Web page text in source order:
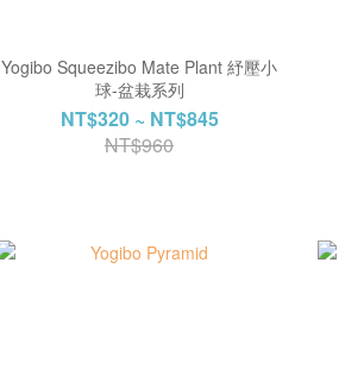
Yogibo Squeezibo Mate Plant 紓壓小
球-盆栽系列
NT$320 ~ NT$845
NT$960